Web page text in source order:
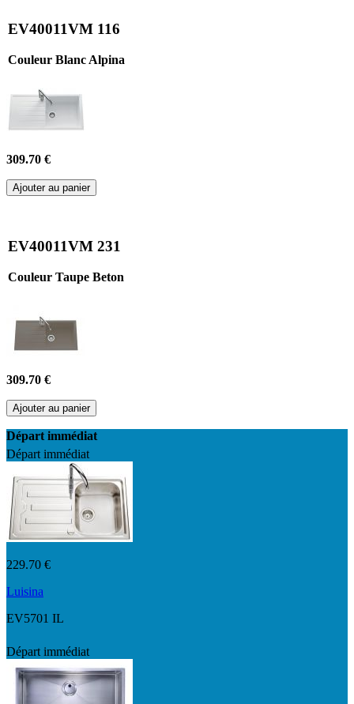
EV40011VM 116
Couleur Blanc Alpina
309.70 €
Ajouter au panier
EV40011VM 231
Couleur Taupe Beton
309.70 €
Ajouter au panier
Départ immédiat
Départ immédiat
229.70 €
Luisina
EV5701 IL
Départ immédiat